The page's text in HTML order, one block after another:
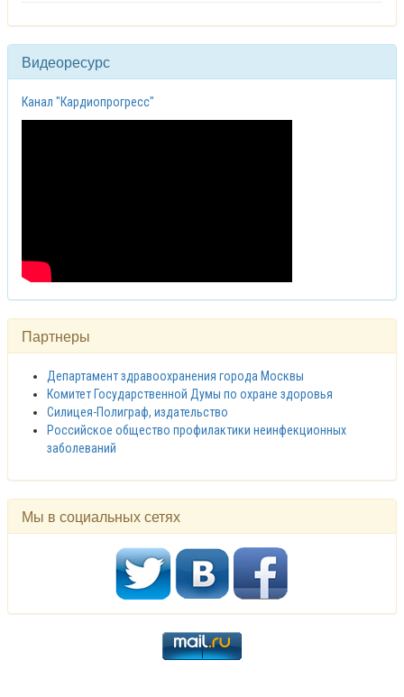
Видеоресурс
Канал "Кардиопрогресс"
Партнеры
Департамент здравоохранения города Москвы
Комитет Государственной Думы по охране здоровья
Силицея-Полиграф, издательство
Российское общество профилактики неинфекционных
заболеваний
Мы в социальных сетях